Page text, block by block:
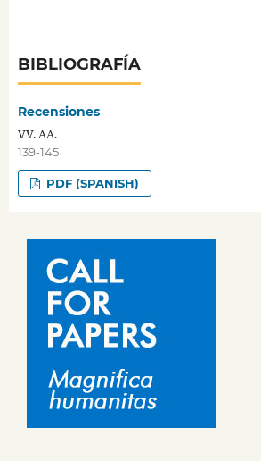
BIBLIOGRAFÍA
Recensiones
VV. AA.
139-145
PDF (SPANISH)